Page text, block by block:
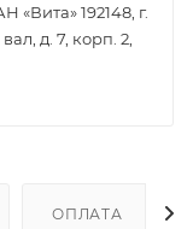
192148, г.
д. 7, корп. 2,
ОПЛАТА